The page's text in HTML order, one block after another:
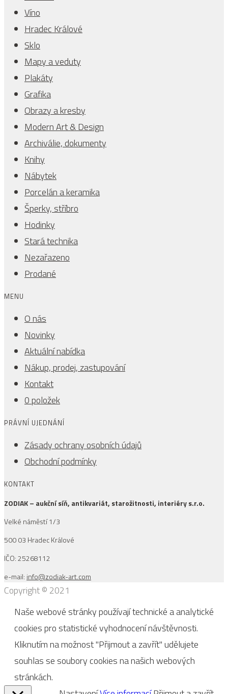
Víno
Hradec Králové
Sklo
Mapy a veduty
Plakáty
Grafika
Obrazy a kresby
Modern Art & Design
Archiválie, dokumenty
Knihy
Nábytek
Porcelán a keramika
Šperky, stříbro
Hodinky
Stará technika
Nezařazeno
Prodané
MENU
O nás
Novinky
Aktuální nabídka
Nákup, prodej, zastupování
Kontakt
0 položek
PRÁVNÍ UJEDNÁNÍ
Zásady ochrany osobních údajů
Obchodní podmínky
KONTAKT
ZODIAK – aukční síň, antikvariát, starožitnosti, interiéry s.r.o.
Velké náměstí 1/3
500 03 Hradec Králové
IČO: 25268112
e-mail: info@zodiak-art.com
Copyright © 2021
Naše webové stránky používají technické a analytické
cookies pro statistické vyhodnocení návštěvnosti.
Kliknutím na možnost "Přijmout a zavřít" udělujete
souhlas se soubory cookies na našich webových
stránkách.